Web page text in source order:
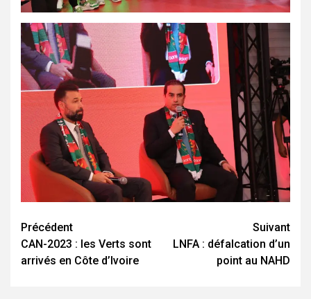
Navigation
d’article
Précédent
CAN-2023 : les Verts sont
arrivés en Côte d’Ivoire
Suivant
LNFA : défalcation d’un
point au NAHD